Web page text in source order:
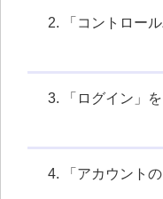
「コントロー
「ログイン」
「アカウント